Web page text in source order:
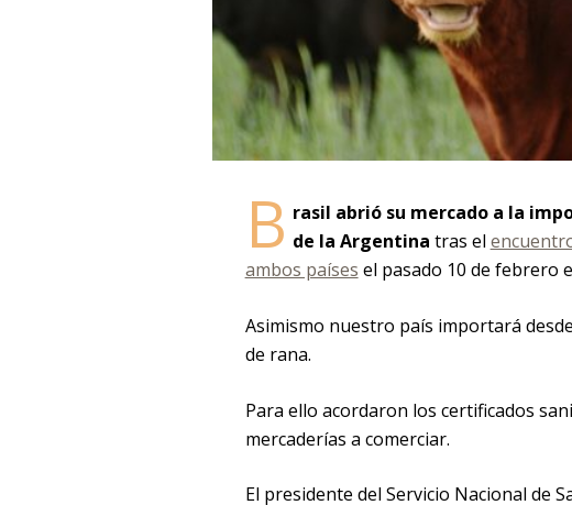
B rasil abrió su mercado a la
de la Argentina tras el
ambos países el pasado 10 de febrero
Asimismo nuestro país importará
de rana.
Para ello acordaron los certificados
mercaderías a comerciar.
El presidente del Servicio Nacional de